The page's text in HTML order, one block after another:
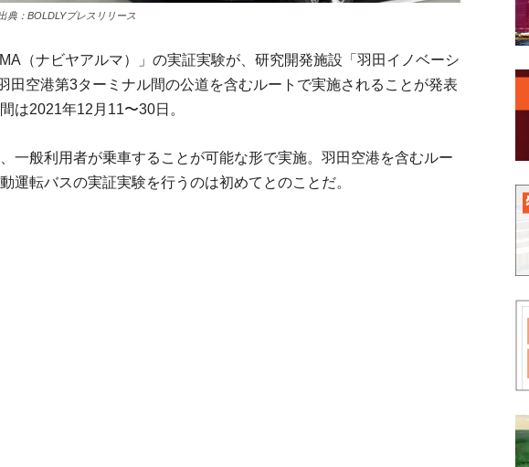
典：BOLDLYプレスリリース
（ナビヤアルマ）」の実証実験が、研究開発施設「羽田イノベーシ
田空港第3ターミナル間の公道を含むルートで実施されることが発表
は2021年12月11〜30日。
一般利用者が乗車することが可能な形で実施。羽田空港を含むルー
運転バスの実証実験を行うのは初めてとのことだ。